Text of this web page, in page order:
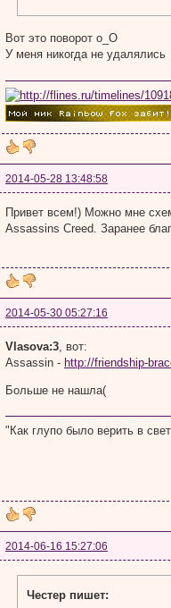
Вот это поворот о_О
У меня никогда не удалялись
2014-05-28 13:48:58
Привет всем!) Можно мне
Assassins Creed. Заранее
2014-05-30 05:27:16
Vlasova:3 , вот:
Assassin - http://friendship-
Больше не нашла(
"Как глупо было верить в
2014-06-16 15:27:06
Честер пишет: